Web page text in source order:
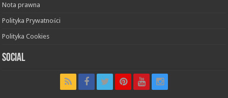
Nota prawna
Polityka Prywatności
Polityka Cookies
Social